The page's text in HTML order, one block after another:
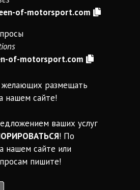
of-motorsport.com
of-motorsport.com
желающих размещать
нашем сайте!
ваших услуг
! По
нашем сайте или
пишите!